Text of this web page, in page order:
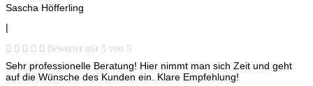
Sascha Höfferling
|
     Bewertet mit 5 von 5
Sehr professionelle Beratung! Hier nimmt man sich Zeit und geht
auf die Wünsche des Kunden ein. Klare Empfehlung!